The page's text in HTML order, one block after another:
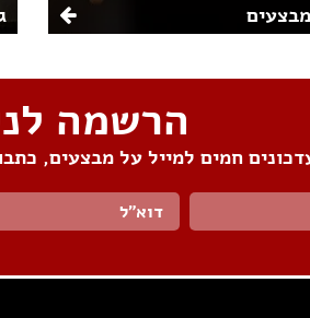
מבצעים
הרשמה
חמים למייל על מבצעים,